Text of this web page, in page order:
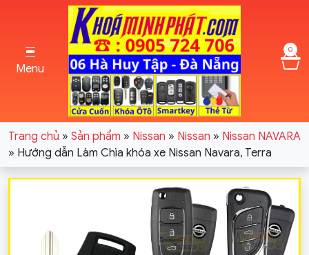
Menu
0
Trang chủ » Sản phẩm » Nissan » Nissan » Nissan NAVARA
» Hướng dẫn Làm Chìa khóa xe Nissan Navara, Terra